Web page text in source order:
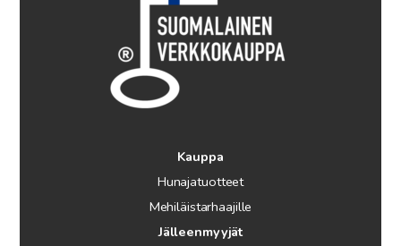
Kauppa
Hunajatuotteet
Mehiläistarhaajille
Jälleenmyyjät